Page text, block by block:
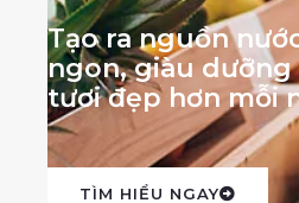
Tạo ra nguồn
ngon, giàu
tươi đẹp hơn mỗi
TÌM HIỂU NGAY